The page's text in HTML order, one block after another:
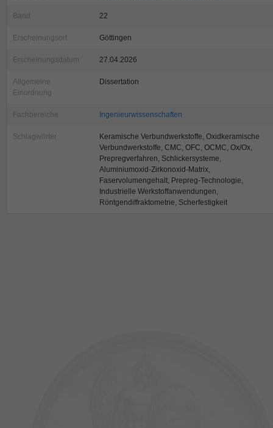
Band 22
Erscheinungsort Göttingen
Erscheinungsdatum 27.04.2026
Allgemeine
Einordnung
Dissertation
Fachbereiche Ingenieurwissenschaften
Schlagwörter
Keramische Verbundwerkstoffe, Oxidkeramische
Verbundwerkstoffe, CMC, OFC, OCMC, Ox/Ox,
Prepregverfahren, Schlickersysteme,
Aluminiumoxid-Zirkonoxid-Matrix,
Faservolumengehalt, Prepreg-Technologie,
Industrielle Werkstoffanwendungen,
Röntgendiffraktometrie, Scherfestigkeit